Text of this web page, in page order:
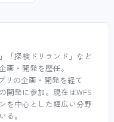
「探検ドリランド」など
画・開発を歴任。
リの企画・開発を経て
開発に参加。現在はWFS
を中心とした幅広い分野
る。